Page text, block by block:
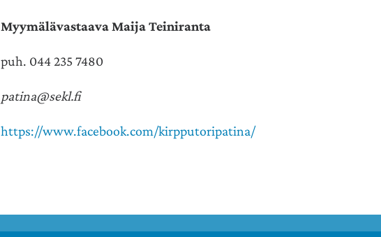
Myymälävastaava Maija Teiniranta
puh. 044 235 7480
patina@sekl.fi
https://www.facebook.com/kirpputoripatina/